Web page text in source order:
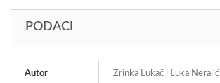
PODACI
Autor Zrinka Lukač i Luka Neralić